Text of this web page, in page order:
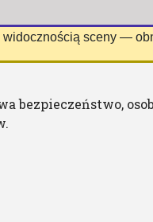
widocznością sceny —
bezpieczeństwo,